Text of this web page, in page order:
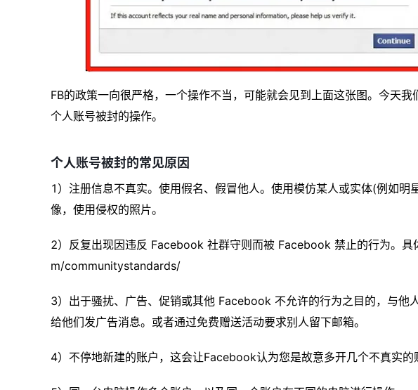
FB的政策一向很严格，一个操作不当，可能就会见到上面这张图。今天
个人账号被封的操作。
个人账号被封的常见原因
1）注册信息不真实。使用假名、假冒他人。使用模仿某人或实体(例如明
像，使用侵权的照片。
2）反复出现因违反 Facebook 社群守则而被 Facebook 禁止的行为。
m/communitystandards/
3）出于骚扰、广告、促销或其他 Facebook 不允许的行为之目的，与他
给他们发广告消息。或者通过免费赠送活动要求别人留下邮箱。
4）不停地新建的账户，这会让Facebook认为您是故意多开几个不真实的